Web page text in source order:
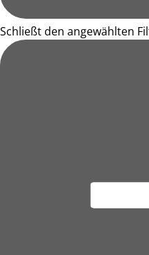
Schließt den angewählten